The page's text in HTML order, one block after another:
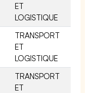
ET
LOGISTIQUE
TRANSPORT
ET
LOGISTIQUE
TRANSPORT
ET